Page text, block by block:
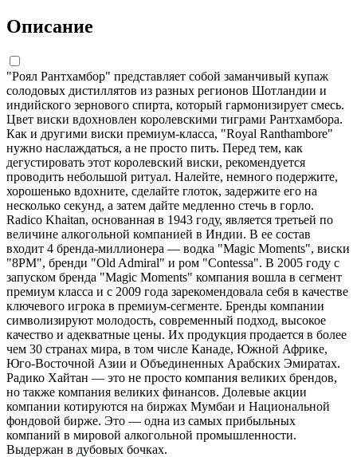
Описание
"Роял Рантхамбор" представляет собой заманчивый купаж
солодовых дистиллятов из разных регионов Шотландии и
индийского зернового спирта, который гармонизирует смесь.
Цвет виски вдохновлен королевскими тиграми Рантхамбора.
Как и другими виски премиум-класса, "Royal Ranthambore"
нужно наслаждаться, а не просто пить. Перед тем, как
дегустировать этот королевский виски, рекомендуется
проводить небольшой ритуал. Налейте, немного подержите,
хорошенько вдохните, сделайте глоток, задержите его на
несколько секунд, а затем дайте медленно стечь в горло.
Radico Khaitan, основанная в 1943 году, является третьей по
величине алкогольной компанией в Индии. В ее состав
входит 4 бренда-миллионера — водка "Magic Moments", виски
"8PM", бренди "Old Admiral" и ром "Contessa". В 2005 году с
запуском бренда "Magic Moments" компания вошла в сегмент
премиум класса и с 2009 года зарекомендовала себя в качестве
ключевого игрока в премиум-сегменте. Бренды компании
символизируют молодость, современный подход, высокое
качество и адекватные цены. Их продукция продается в более
чем 30 странах мира, в том числе Канаде, Южной Африке,
Юго-Восточной Азии и Объединенных Арабских Эмиратах.
Радико Хайтан — это не просто компания великих брендов,
но также компания великих финансов. Долевые акции
компании котируются на биржах Мумбаи и Национальной
фондовой бирже. Это — одна из самых прибыльных
компаний в мировой алкогольной промышленности.
Выдержан в дубовых бочках.